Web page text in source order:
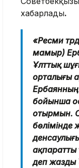
хабарлады.
«Ресми
мамыр)
Ұлттық
орталығы
Ербаянның
бойынша
отырмын.
бөлімінде
ақпаратты
деп жазды